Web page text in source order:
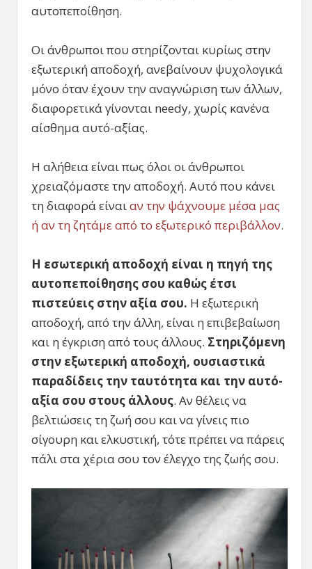
αυτοπεποίθηση.
Οι άνθρωποι που στηρίζονται κυρίως στην
εξωτερική αποδοχή, ανεβαίνουν ψυχολογικά
μόνο όταν έχουν την αναγνώριση των άλλων,
διαφορετικά γίνονται needy, χωρίς κανένα
αίσθημα αυτό-αξίας.
Η αλήθεια είναι πως όλοι οι άνθρωποι
χρειαζόμαστε την αποδοχή. Αυτό που κάνει
τη διαφορά είναιαν την ψάχνουμε μέσα μας
ή αν τη ζητάμε από το εξωτερικό περιβάλλον.
Η εσωτερική αποδοχή είναι η πηγή της
αυτοπεποίθησης σου καθώς έτσι
πιστεύεις στην αξία σου. Η εξωτερική
αποδοχή, από την άλλη, είναι η επιβεβαίωση
και η έγκριση από τους άλλους. Στηριζόμενη
στην εξωτερική αποδοχή, ουσιαστικά
παραδίδεις την ταυτότητα και την αυτό-
αξία σου στους άλλους. Αν θέλεις να
βελτιώσεις τη ζωή σου και να γίνεις πιο
σίγουρη και ελκυστική, τότε πρέπει να πάρεις
πάλι στα χέρια σου τον έλεγχο της ζωής σου.